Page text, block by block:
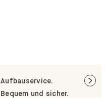
Aufbauservice.
Bequem und sicher.